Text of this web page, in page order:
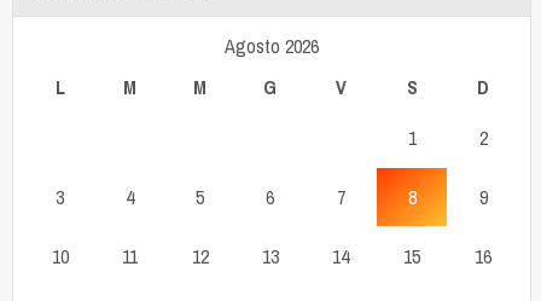
Agosto 2026
L
M M G V S D
1 2
3 4 5 6 7 8 9
10 11 12 13 14 15 16